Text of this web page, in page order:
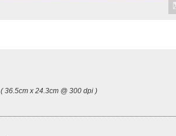
( 36.5cm x 24.3cm @ 300 dpi )